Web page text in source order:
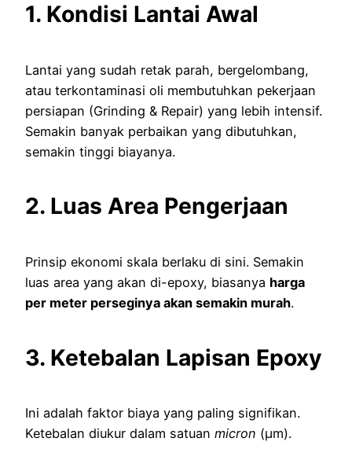
1. Kondisi Lantai Awal
Lantai yang sudah retak parah, bergelombang,
atau terkontaminasi oli membutuhkan pekerjaan
persiapan (Grinding & Repair) yang lebih intensif.
Semakin banyak perbaikan yang dibutuhkan,
semakin tinggi biayanya.
2. Luas Area Pengerjaan
Prinsip ekonomi skala berlaku di sini. Semakin
luas area yang akan di-epoxy, biasanya harga
per meter perseginya akan semakin murah.
3. Ketebalan Lapisan Epoxy
Ini adalah faktor biaya yang paling signifikan.
Ketebalan diukur dalam satuan micron (µm).